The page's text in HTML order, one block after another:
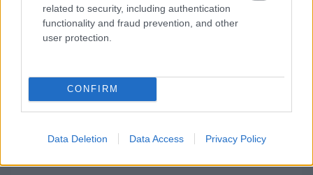
related to security, including authentication
functionality and fraud prevention, and other
user protection.
CONFIRM
Data Deletion Data Access Privacy Policy
Megtekintés az X-en
Matricák a brit F4-ben: